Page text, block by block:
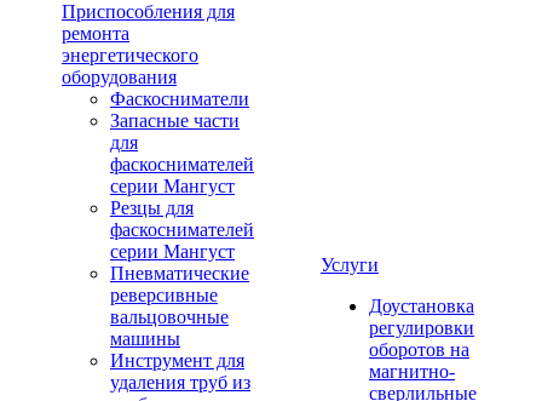
Приспособления для
ремонта
энергетического
оборудования
Фаскосниматели
Запасные части
для
фаскоснимателей
серии Мангуст
Резцы для
фаскоснимателей
серии Мангуст
Пневматические
реверсивные
вальцовочные
машины
Инструмент для
удаления труб из
Услуги
Доустановка
регулировки
оборотов на
магнитно-
сверлильные